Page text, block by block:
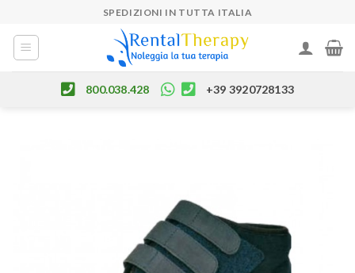
content
SPEDIZIONI IN TUTTA ITALIA
800.038.428 +39 3920728133